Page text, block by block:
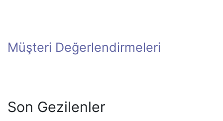
Müşteri Değerlendirmeleri
Son Gezilenler